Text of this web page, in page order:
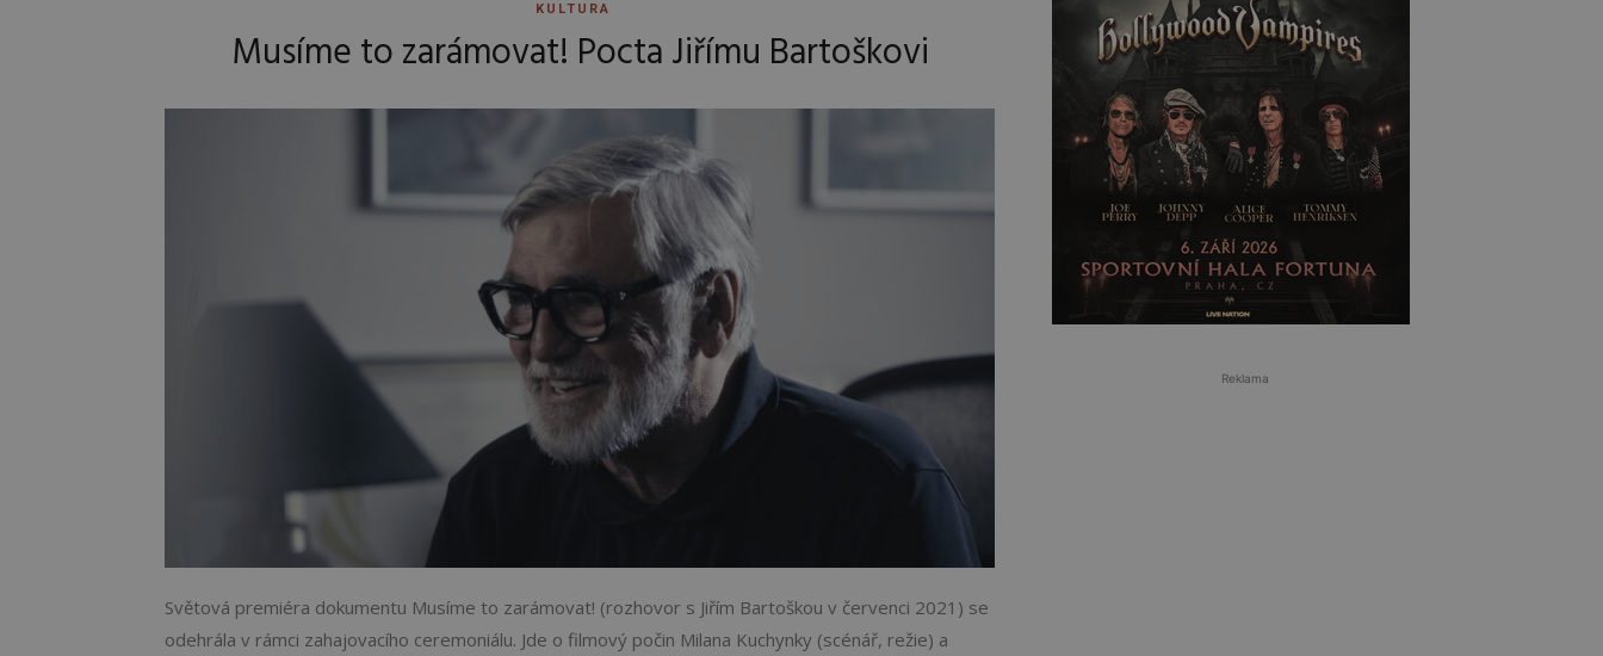
KULTURA
Musíme to zarámovat! Pocta Jiřímu Bartoškovi
Světová premiéra dokumentu Musíme to zarámovat! (rozhovor s Jiřím Bartoškou v červenci 2021) se
odehrála v rámci zahajovacího ceremoniálu. Jde o filmový počin Milana Kuchynky (scénář, režie) a
Reklama